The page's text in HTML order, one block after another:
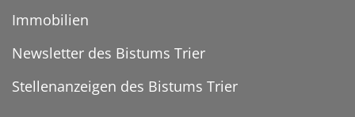
Immobilien
Newsletter des Bistums Trier
Stellenanzeigen des Bistums Trier